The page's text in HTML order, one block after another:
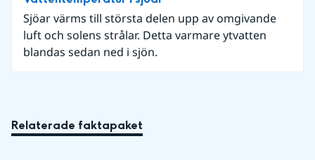
Sjöar värms till största delen upp av omgivande
luft och solens strålar. Detta varmare ytvatten
blandas sedan ned i sjön.
Relaterade faktapaket